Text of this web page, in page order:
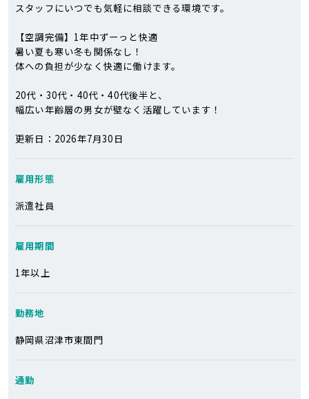
スタッフにいつでも気軽に相談できる環境です。
【空調完備】1年中ずーっと快適
暑い夏も寒い冬も関係なし！
体への負担が少なく快適に働けます。
20代・30代・40代・40代後半と、
幅広い年齢層の男女が壁なく活躍しています！
更新日：2026年7月30日
雇用形態
派遣社員
雇用期間
1年以上
勤務地
静岡県沼津市東間門
通勤